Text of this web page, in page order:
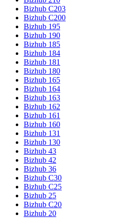
Bizhub C203
Bizhub C200
Bizhub 195
Bizhub 190
Bizhub 185
Bizhub 184
Bizhub 181
Bizhub 180
Bizhub 165
Bizhub 164
Bizhub 163
Bizhub 162
Bizhub 161
Bizhub 160
Bizhub 131
Bizhub 130
Bizhub 43
Bizhub 42
Bizhub 36
Bizhub C30
Bizhub C25
Bizhub 25
Bizhub C20
Bizhub 20